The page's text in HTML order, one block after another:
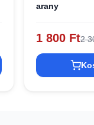
arany
1 800 Ft2